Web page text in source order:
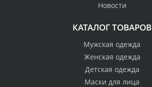
Новости
КАТАЛОГ ТОВАРОВ
Мужская одежда
Женская одежда
Детская одежда
Маски для лица